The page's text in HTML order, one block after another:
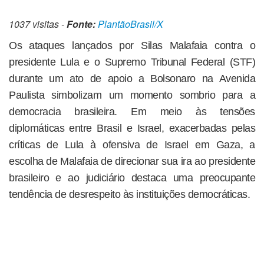
1037 visitas -Fonte:PlantãoBrasil/X
Os ataques lançados por Silas Malafaia contra o
presidente Lula e o Supremo Tribunal Federal (STF)
durante um ato de apoio a Bolsonaro na Avenida
Paulista simbolizam um momento sombrio para a
democracia brasileira. Em meio às tensões
diplomáticas entre Brasil e Israel, exacerbadas pelas
críticas de Lula à ofensiva de Israel em Gaza, a
escolha de Malafaia de direcionar sua ira ao presidente
brasileiro e ao judiciário destaca uma preocupante
tendência de desrespeito às instituições democráticas.